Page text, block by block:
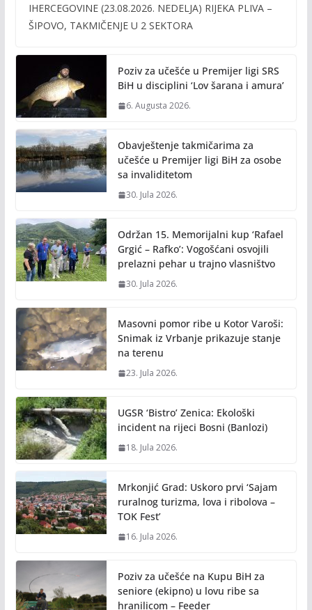
b
o
k
er l y
n
k
IHERCEGOVINE (23.08.2026. NEDELJA) RIJEKA PLIVA –
ŠIPOVO, TAKMIČENJE U 2 SEKTORA
Poziv za učešće u Premijer ligi SRS
BiH u disciplini ‘Lov šarana i amura’
6. Augusta 2026.
Obavještenje takmičarima za
učešće u Premijer ligi BiH za osobe
sa invaliditetom
30. Jula 2026.
Održan 15. Memorijalni kup ‘Rafael
Grgić – Rafko’: Vogošćani osvojili
prelazni pehar u trajno vlasništvo
30. Jula 2026.
Masovni pomor ribe u Kotor Varoši:
Snimak iz Vrbanje prikazuje stanje
na terenu
23. Jula 2026.
UGSR ‘Bistro’ Zenica: Ekološki
incident na rijeci Bosni (Banlozi)
18. Jula 2026.
Mrkonjić Grad: Uskoro prvi ‘Sajam
ruralnog turizma, lova i ribolova –
TOK Fest’
16. Jula 2026.
Poziv za učešće na Kupu BiH za
seniore (ekipno) u lovu ribe sa
hranilicom – Feeder